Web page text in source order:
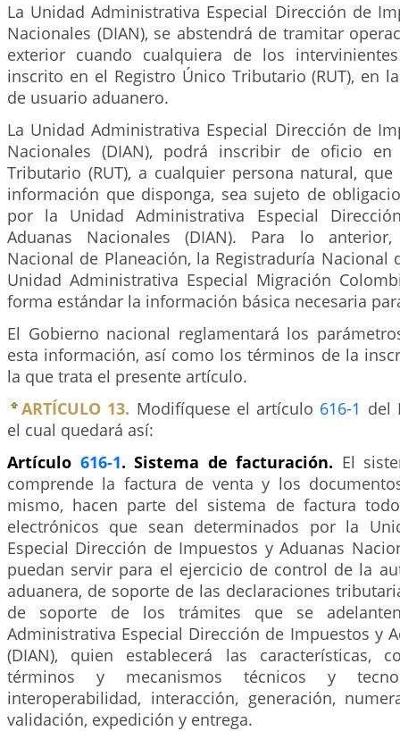
La Unidad Administrativa Especial Dirección de
Nacionales (DIAN), se abstendrá de tramitar
exterior cuando cualquiera de los
inscrito en el Registro Único Tributario (RUT), en
de usuario aduanero.
La Unidad Administrativa Especial Dirección de
Nacionales (DIAN), podrá inscribir de oficio
Tributario (RUT), a cualquier persona natural,
información que disponga, sea sujeto de
por la Unidad Administrativa Especial
Aduanas Nacionales (DIAN). Para lo
Nacional de Planeación, la Registraduría Nacional
Unidad Administrativa Especial Migración
forma estándar la información básica necesaria
El Gobierno nacional reglamentará los
esta información, así como los términos de la
la que trata el presente artículo.
ARTÍCULO 13. Modifíquese el artículo 616-1 del
el cual quedará así:
Artículo 616-1. Sistema de facturación. El
comprende la factura de venta y los
mismo, hacen parte del sistema de factura
electrónicos que sean determinados por la
Especial Dirección de Impuestos y Aduanas
puedan servir para el ejercicio de control de la
aduanera, de soporte de las declaraciones
de soporte de los trámites que se
Administrativa Especial Dirección de Impuestos y
(DIAN), quien establecerá las características,
términos y mecanismos técnicos y
interoperabilidad, interacción, generación,
validación, expedición y entrega.